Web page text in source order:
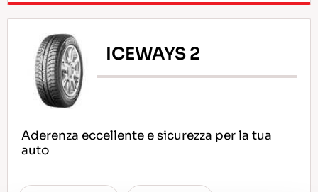
ICEWAYS 2
Aderenza eccellente e sicurezza per la tua
auto